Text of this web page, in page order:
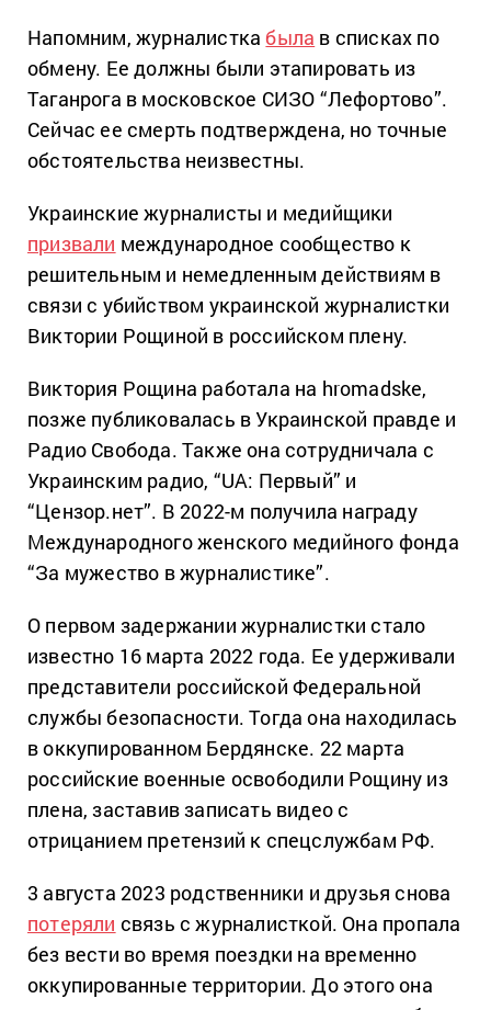
Напомним, журналисткабыла в списках по
обмену. Ее должны были этапировать из
Таганрога в московское СИЗО “Лефортово”.
Сейчас ее смерть подтверждена, но точные
обстоятельства неизвестны.
Украинские журналисты и медийщики
призвали международное сообщество к
решительным и немедленным действиям в
связи с убийством украинской журналистки
Виктории Рощиной в российском плену.
Виктория Рощина работала на hromadske,
позже публиковалась в Украинской правде и
Радио Свобода. Также она сотрудничала с
Украинским радио, “UA: Первый” и
“Цензор.нет”. В 2022-м получила награду
Международного женского медийного фонда
“За мужество в журналистике”.
О первом задержании журналистки стало
известно 16 марта 2022 года. Ее удерживали
представители российской Федеральной
службы безопасности. Тогда она находилась
в оккупированном Бердянске. 22 марта
российские военные освободили Рощину из
плена, заставив записать видео с
отрицанием претензий к спецслужбам РФ.
3 августа 2023 родственники и друзья снова
потеряли связь с журналисткой. Она пропала
без вести во время поездки на временно
оккупированные территории. До этого она